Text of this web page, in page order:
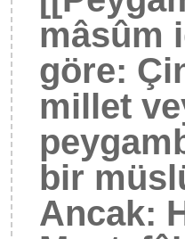
mâsûm
göre:
millet
bir
Ancak: